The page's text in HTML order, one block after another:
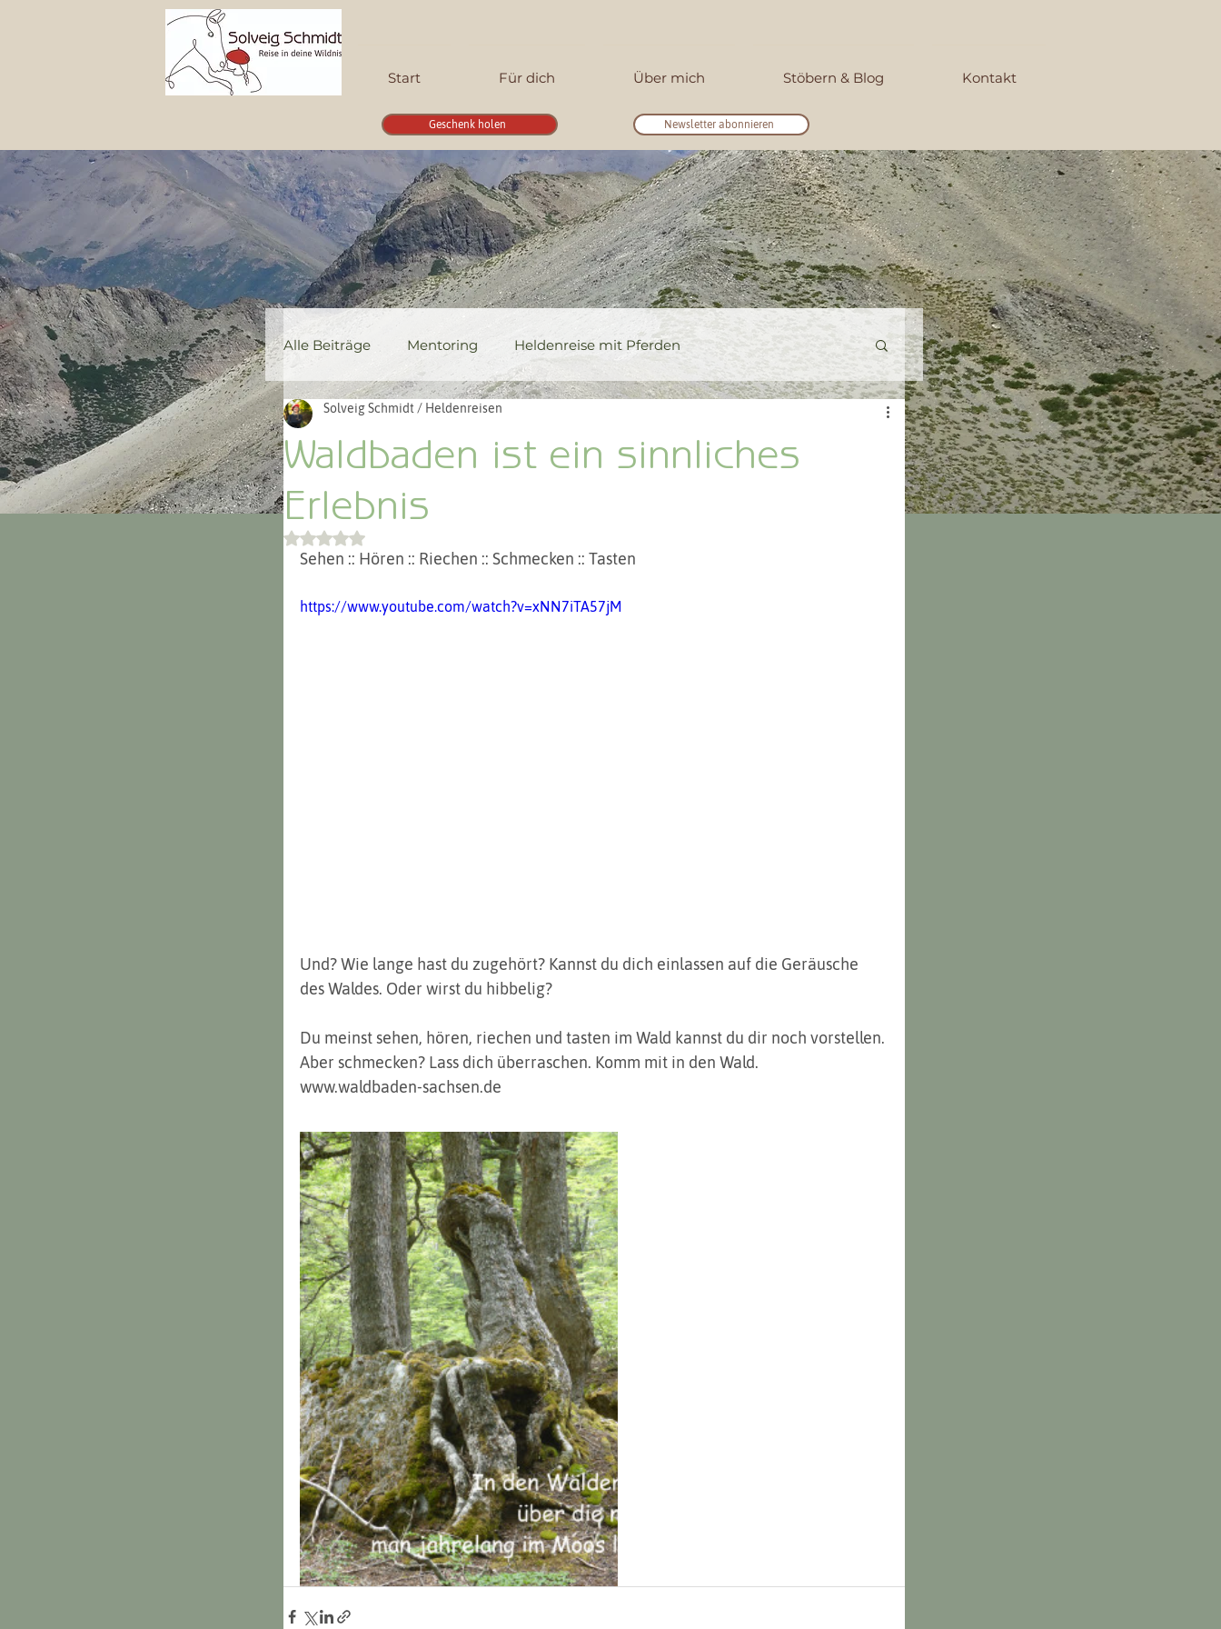
Start Für dich Über mich Stöbern & Blog Kontakt
Geschenk holen Newsletter abonnieren
Alle Beiträge Mentoring Heldenreise mit Pferden
Argentinien zu Pferd Persönliches
Waldbaden ist ein sinnliches
Erlebnis
Solveig Schmidt / Heldenreisen
Mit NaN von 5 Sternen bewertet.
Sehen :: Hören :: Riechen :: Schmecken :: Tasten
https://www.youtube.com/watch?v=xNN7iTA57jM
Und? Wie lange hast du zugehört? Kannst du dich einlassen auf die Geräusche
des Waldes. Oder wirst du hibbelig?
Du meinst sehen, hören, riechen und tasten im Wald kannst du dir noch vorstellen.
Aber schmecken? Lass dich überraschen. Komm mit in den Wald.
www.waldbaden-sachsen.de